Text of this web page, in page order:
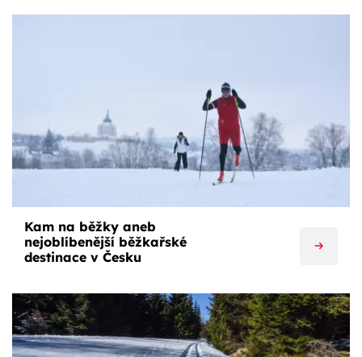
Kam na běžky aneb
nejoblíbenější běžkařské
destinace v Česku